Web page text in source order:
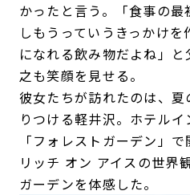
かったと言う。「食事の
しもうっていうきっかけ
になれる飲み物だよね」
之も笑顔を見せる。
彼女たちが訪れたのは、
りつける軽井沢。ホテル
「フォレストガーデン」
リッチ オン アイスの世界
ガーデンを体感した。